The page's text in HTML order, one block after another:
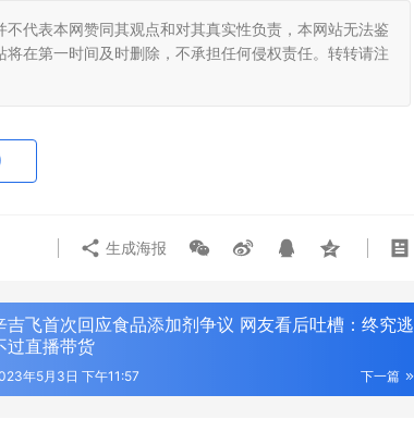
代表本网赞同其观点和对其真实性负责，本网站无法鉴
在第一时间及时删除，不承担任何侵权责任。转转请注
生成海报
吉飞首次回应食品添加剂争议 网友看后吐槽：终究逃
过直播带货
下一篇
年5月3日 下午11:57